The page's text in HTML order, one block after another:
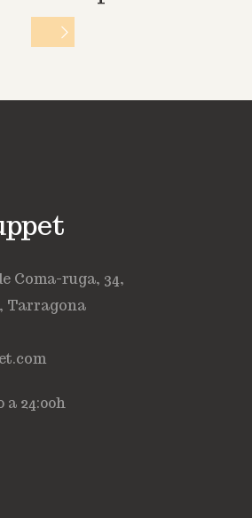
Coma-ruga, 34,
Tarragona
a 24:00h